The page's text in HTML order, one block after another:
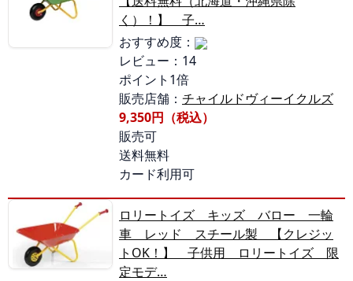
く）！】 子…
おすすめ度：
レビュー：14
ポイント1倍
販売店舗： チャイルドヴィーイクルズ
9,350円（税込）
販売可
送料無料
カード利用可
ロリートイズ キッズ バロー 一輪
車 レッド スチール製 【クレジッ
トOK！】 子供用 ロリートイズ 限
定モデ…